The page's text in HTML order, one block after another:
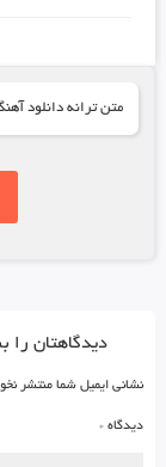
متن ترانه دانلود
دیدگاهتان را
نشانی ایمیل شما منتشر
دیدگاه *